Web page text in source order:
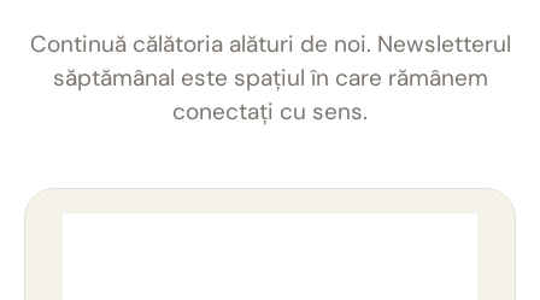
Continuă călătoria alături de noi. Newsletterul
săptămânal este spațiul în care rămânem
conectați cu sens.